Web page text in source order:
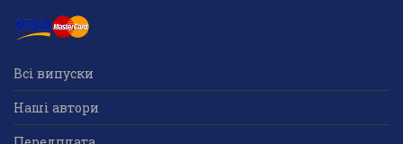
Всі випуски
Наші автори